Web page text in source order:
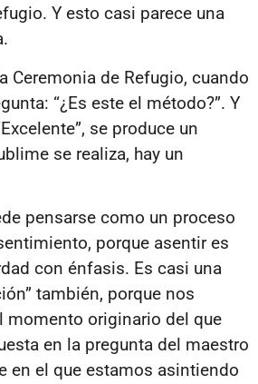
Y esto casi parece una
Ceremonia de Refugio, cuando
“¿Es este el método?”. Y
, se produce un
se realiza, hay un
pensarse como un proceso
porque asentir es
con énfasis. Es casi una
también, porque nos
momento originario del que
en la pregunta del maestro
en el que estamos asintiendo